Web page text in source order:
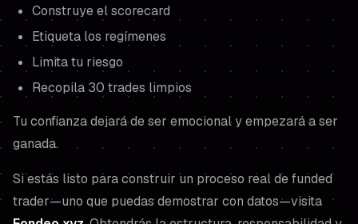
Construye el scorecard
Etiqueta los regímenes
Limita tu riesgo
Recopila 30 trades limpios
Tu confianza dejará de ser emocional y empezará a ser
ganada.
Si estás listo para construir un proceso real de funded
trader—uno que puedas demostrar con datos—visita